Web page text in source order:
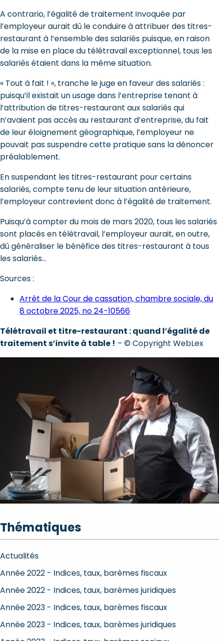
A contrario, l’égalité de traitement invoquée par
l’employeur aurait dû le conduire à attribuer des titres-
restaurant à l’ensemble des salariés puisque, en raison
de la mise en place du télétravail exceptionnel, tous les
salariés étaient dans la même situation.
« Tout à fait ! », tranche le juge en faveur des salariés :
puisqu’il existait un usage dans l’entreprise tenant à
l’attribution de titres-restaurant aux salariés qui
n’avaient pas accès au restaurant d’entreprise, du fait
de leur éloignement géographique, l’employeur ne
pouvait pas suspendre cette pratique sans la dénoncer
préalablement.
En suspendant les titres-restaurant pour certains
salariés, compte tenu de leur situation antérieure,
l’employeur contrevient donc à l’égalité de traitement.
Puisqu’à compter du mois de mars 2020, tous les salariés
sont placés en télétravail, l’employeur aurait, en outre,
dû généraliser le bénéfice des titres-restaurant à tous
les salariés…
Sources :
Arrêt de la Cour de cassation, chambre sociale, du
8 octobre 2025, no 24-10566
Télétravail et titre-restaurant : quand l’égalité de
traitement s’invite à table ! – © Copyright WebLex
Thématiques
Actualités
Année 2022 - Indices, taux, barèmes fiscaux
Année 2022 - Indices, taux, barèmes juridiques
Année 2023 - Indices, taux, barèmes fiscaux
Année 2023 - Indices, taux, barèmes juridiques